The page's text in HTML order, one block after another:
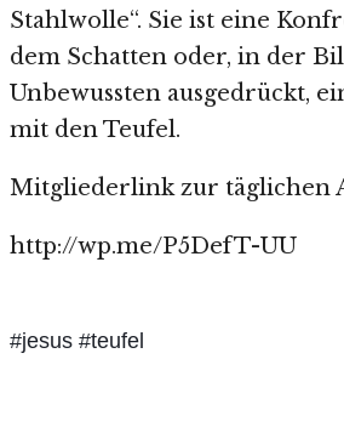
Stahlwolle“. Sie ist eine
dem Schatten oder, in der
Unbewussten ausgedrückt,
mit den Teufel.
Mitgliederlink zur täglichen
http://wp.me/P5DefT-UU
#jesus #teufel